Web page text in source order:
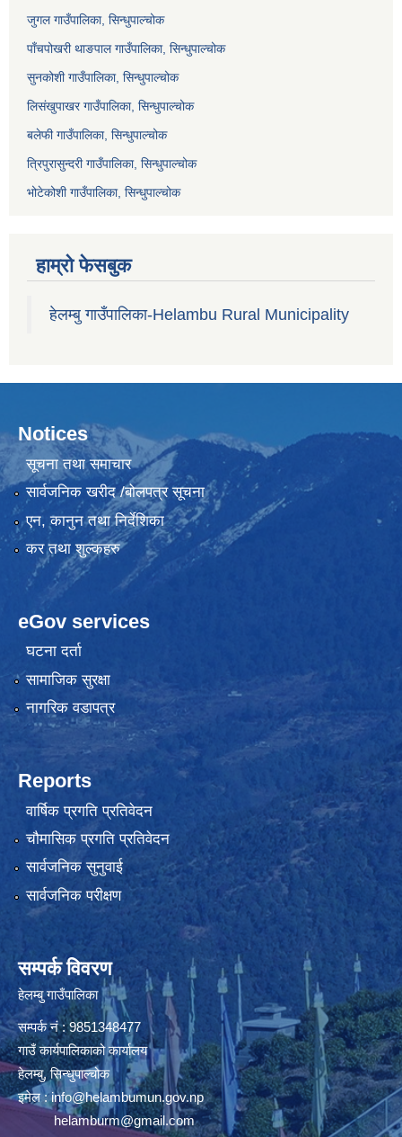
जुगल गाउँपालिका, सिन्धुपाल्चोक
पाँचपोखरी थाङपाल गाउँपालिका, सिन्धुपाल्चोक
सुनकोशी गाउँपालिका, सिन्धुपाल्चोक
लिसंखुपाखर गाउँपालिका, सिन्धुपाल्चोक
बलेफी गाउँपालिका, सिन्धुपाल्चोक
त्रिपुरासुन्दरी गाउँपालिका, सिन्धुपाल्चोक
भोटेकोशी गाउँपालिका, सिन्धुपाल्चोक
हाम्रो फेसबुक
हेलम्बु गाउँपालिका-Helambu Rural Municipality
Notices
सूचना तथा समाचार
सार्वजनिक खरीद /बोलपत्र सूचना
एन, कानुन तथा निर्देशिका
कर तथा शुल्कहरु
eGov services
घटना दर्ता
सामाजिक सुरक्षा
नागरिक वडापत्र
Reports
वार्षिक प्रगति प्रतिवेदन
चौमासिक प्रगति प्रतिवेदन
सार्वजनिक सुनुवाई
सार्वजनिक परीक्षण
सम्पर्क विवरण
हेलम्बु गाउँपालिका
सम्पर्क नं : 9851348477
गाउँ कार्यपालिकाको कार्यालय
हेलम्बु, सिन्धुपाल्चोक
इमेल :info@helambumun.gov.np
helamburm@gmail.com